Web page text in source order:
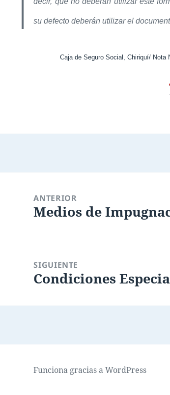
su defecto deberán utilizar el
Caja de Seguro Social, Chiriquí/ Nota
entradas
ANTERIOR
Entrada
Medios de
SIGUIENTE
Entrada
Condiciones
Funciona gracias a WordPress